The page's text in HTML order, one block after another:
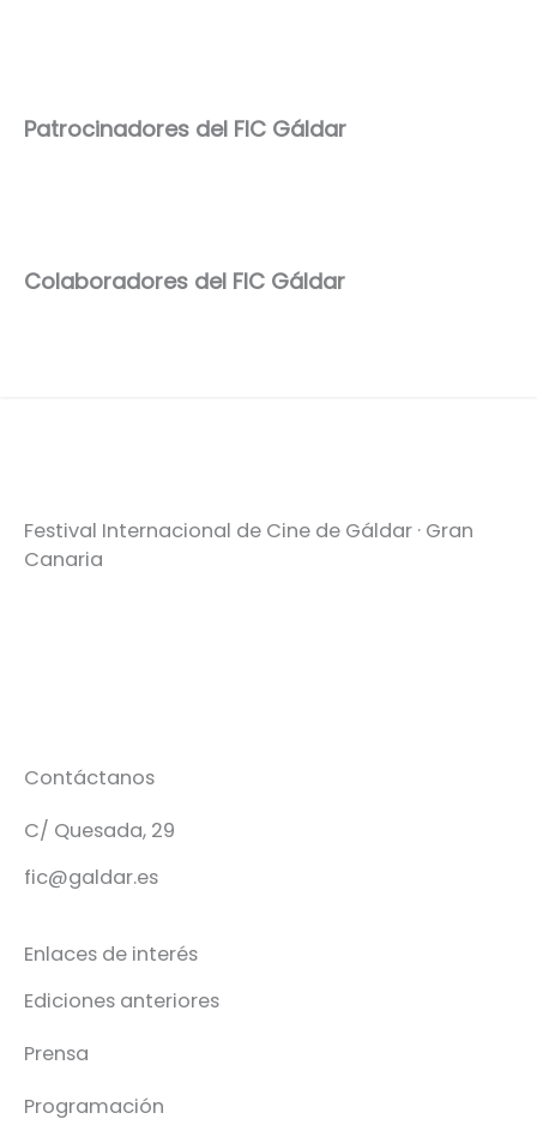
Patrocinadores del FIC Gáldar
Colaboradores del FIC Gáldar
Festival Internacional de Cine de Gáldar · Gran
Canaria
Contáctanos
C/ Quesada, 29
fic@galdar.es
Enlaces de interés
Ediciones anteriores
Prensa
Programación